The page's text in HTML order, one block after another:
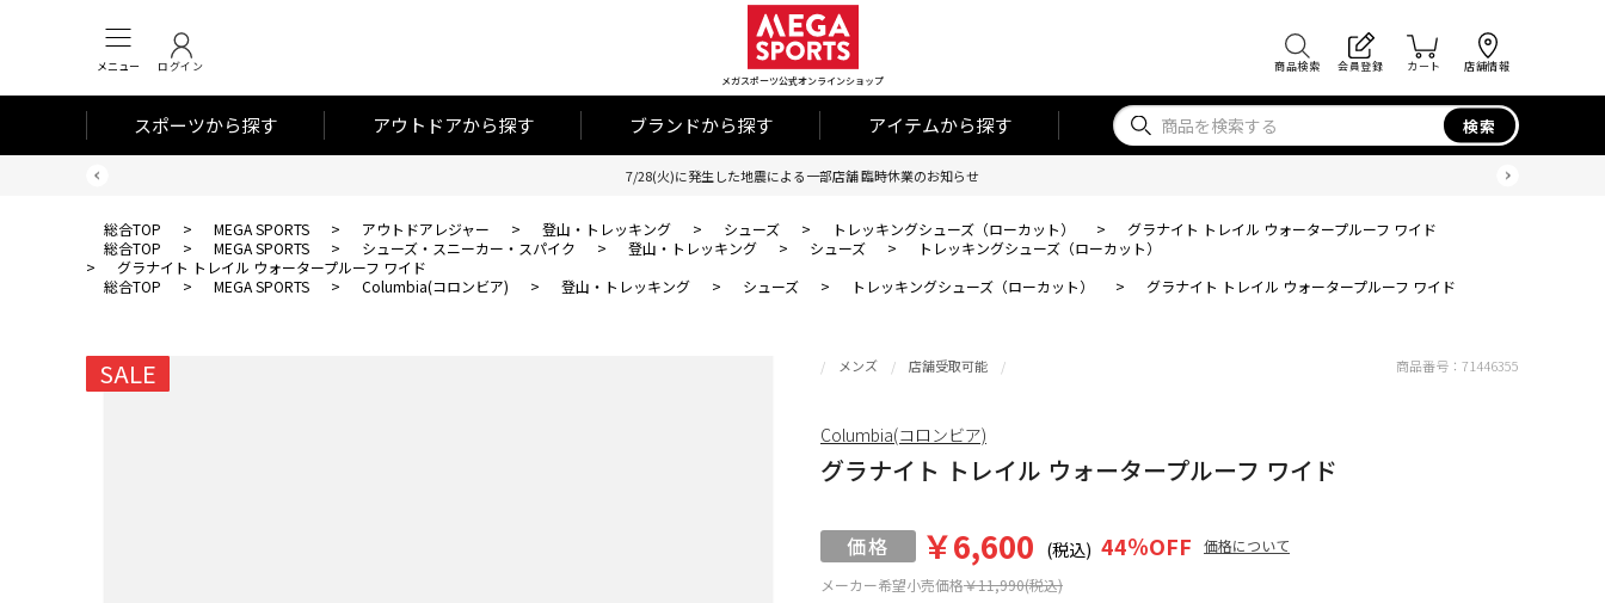
メニュー ログイン
メガスポーツ公式オンラインショップ
商品検索 会員登録 カート 店舗情報
スポーツから探す アウトドアから探す ブランドから探す アイテムから探す 検索
7/28(火)に発生した地震による一部店舗 臨時休業のお知らせ
総合TOP > MEGA SPORTS > アウトドアレジャー > 登山・トレッキング > シューズ > トレッキングシューズ（ローカット） >
グラナイト トレイル ウォータープルーフ ワイド
総合TOP
> MEGA SPORTS > シューズ・スニーカー・スパイク > 登山・トレッキング > シューズ >
トレッキングシューズ（ローカット）
>
グラナイト トレイル ウォータープルーフ ワイド
総合TOP
> MEGA SPORTS > Columbia(コロンビア) > 登山・トレッキング > シューズ > トレッキングシューズ（ローカット） > グラナイト トレイル ウォータープルーフ ワイド
SALE メンズ 店舗受取可能
グラナイト トレイル ウォータープルーフ ワイド
メーカー希望小売価格￥11,990(税込)
￥6,600 (税込) 44％OFF 価格について
商品番号： 71446355
Columbia(コロンビア)